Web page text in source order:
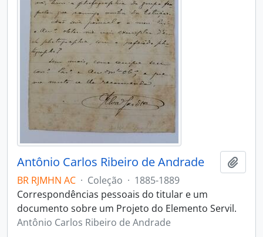
Antônio Carlos Ribeiro de Andrade
BR RJMHN AC · Coleção · 1885-1889
Correspondências pessoais do titular e um
documento sobre um Projeto do Elemento Servil.
Antônio Carlos Ribeiro de Andrade